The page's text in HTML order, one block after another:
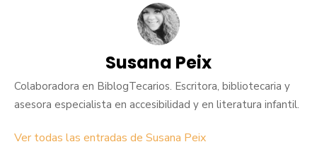
Susana Peix
Colaboradora en BiblogTecarios. Escritora, bibliotecaria y
asesora especialista en accesibilidad y en literatura infantil.
Ver todas las entradas de Susana Peix